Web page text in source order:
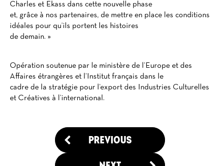
Charles et Ekass dans cette nouvelle phase
et, grâce à nos partenaires, de mettre en place les conditions
idéales pour qu’ils portent les histoires
de demain. »
Opération soutenue par le ministère de l’Europe et des
Affaires étrangères et l’Institut français dans le
cadre de la stratégie pour l’export des Industries Culturelles
et Créatives à l’international.
PREVIOUS